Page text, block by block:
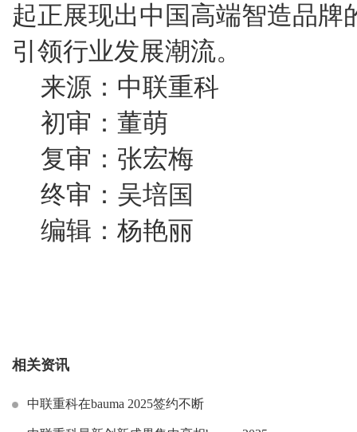
起正展现出中国高端智造品牌
引领行业发展潮流。
来源：中联重科
初审：董萌
复审：张宏梅
终审：吴培国
编辑：杨艳丽
相关资讯
中联重科在bauma 2025签约不断